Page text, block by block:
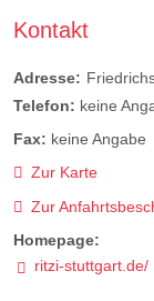
Kontakt
Adresse:
Telefon: keine
Fax: keine Angabe
Zur Karte
Zur
Homepage:
ritzi-stuttgart.de/